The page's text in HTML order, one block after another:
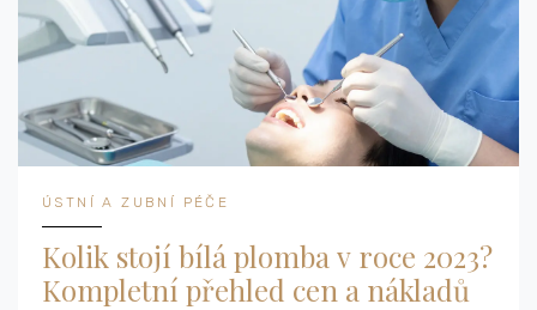
ÚSTNÍ A ZUBNÍ PÉČE
Kolik stojí bílá plomba v roce 2023?
Kompletní přehled cen a nákladů